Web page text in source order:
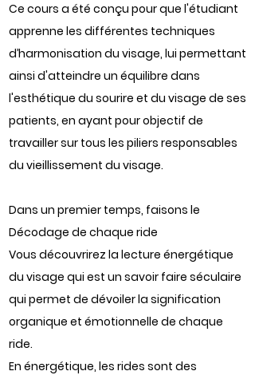
Ce cours a été conçu pour que l'étudiant
apprenne les différentes techniques
d’harmonisation du visage, lui permettant
ainsi d'atteindre un équilibre dans
l'esthétique du sourire et du visage de ses
patients, en ayant pour objectif de
travailler sur tous les piliers responsables
du vieillissement du visage.
Dans un premier temps, faisons le
Décodage de chaque ride
Vous découvrirez la lecture énergétique
du visage qui est un savoir faire séculaire
qui permet de dévoiler la signification
organique et émotionnelle de chaque
ride.
En énergétique, les rides sont des